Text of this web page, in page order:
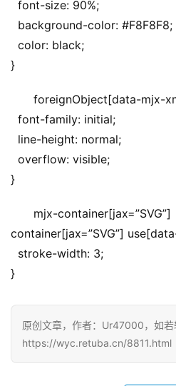
  font-size: 90%;
  background-color: #F8F8F8;
  color: black;
}
foreignObject[data-mjx-
  font-family: initial;
  line-height: normal;
  overflow: visible;
}
mjx-
container[jax=”SVG”]
  stroke-width: 3;
}
原创文章，作者：Ur47000，如若
https://wyc.retuba.cn/8811.html